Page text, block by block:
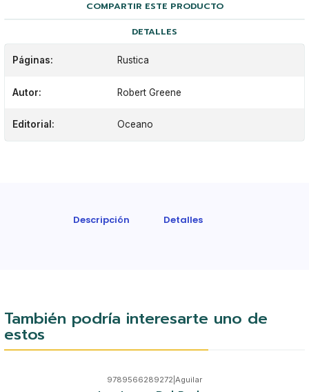
COMPARTIR ESTE PRODUCTO
DETALLES
Páginas: Rustica
Autor: Robert Greene
Editorial: Oceano
Descripción Detalles
También podría interesarte uno de
estos
9789566289272 Aguilar